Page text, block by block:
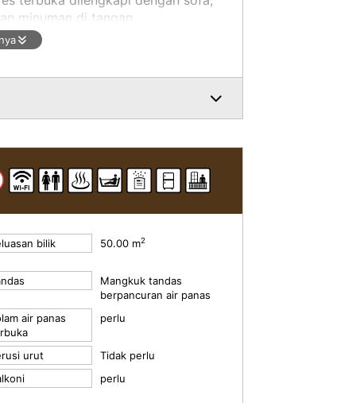
minuman di tangan. .
jika ada 2 orang, bilik twin
dan perabot yang dipilih dengan
bilik 50.00 m2
Mangkuk tandas
berpancuran air panas
air panas
perlu
urut
Tidak perlu
perlu